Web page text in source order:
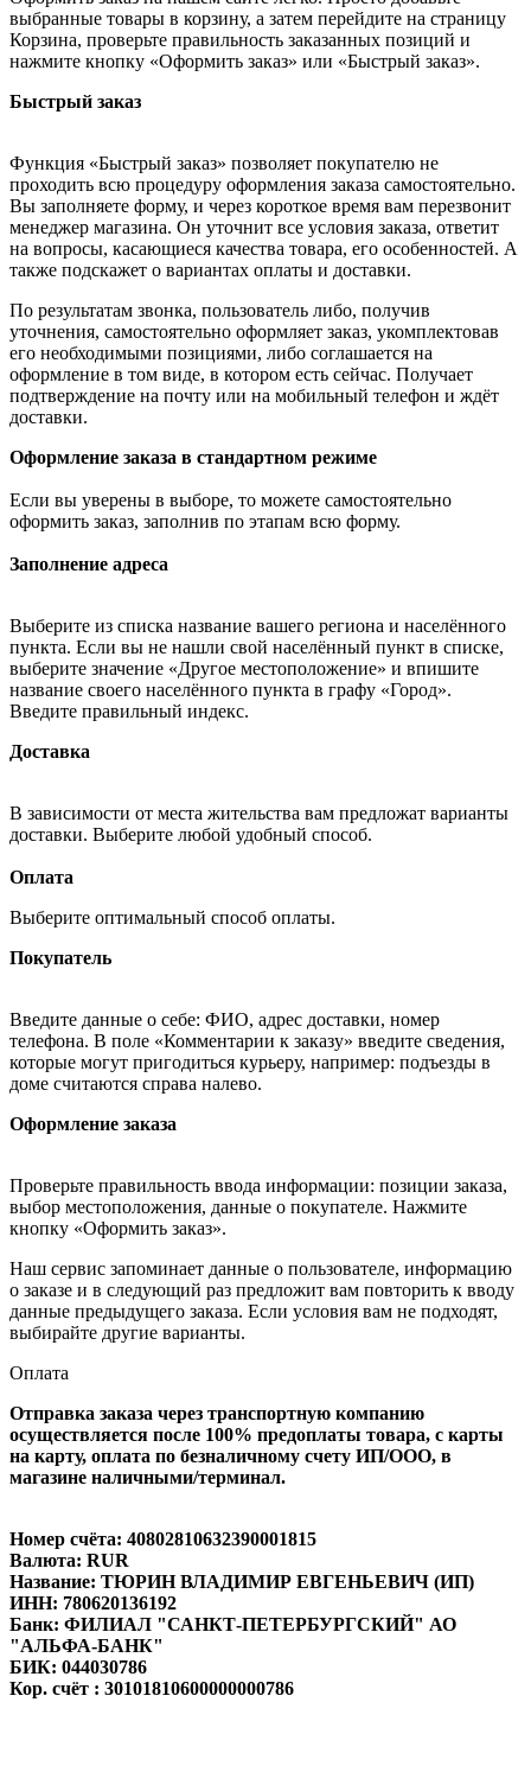
выбранные товары в корзину, а затем перейдите на страницу
Корзина, проверьте правильность заказанных позиций и
нажмите кнопку «Оформить заказ» или «Быстрый заказ».
Быстрый заказ
Функция «Быстрый заказ» позволяет покупателю не
проходить всю процедуру оформления заказа самостоятельно.
Вы заполняете форму, и через короткое время вам перезвонит
менеджер магазина. Он уточнит все условия заказа, ответит
на вопросы, касающиеся качества товара, его особенностей. А
также подскажет о вариантах оплаты и доставки.
По результатам звонка, пользователь либо, получив
уточнения, самостоятельно оформляет заказ, укомплектовав
его необходимыми позициями, либо соглашается на
оформление в том виде, в котором есть сейчас. Получает
подтверждение на почту или на мобильный телефон и ждёт
доставки.
Оформление заказа в стандартном режиме
Если вы уверены в выборе, то можете самостоятельно
оформить заказ, заполнив по этапам всю форму.
Заполнение адреса
Выберите из списка название вашего региона и населённого
пункта. Если вы не нашли свой населённый пункт в списке,
выберите значение «Другое местоположение» и впишите
название своего населённого пункта в графу «Город».
Введите правильный индекс.
Доставка
В зависимости от места жительства вам предложат варианты
доставки. Выберите любой удобный способ.
Оплата
Выберите оптимальный способ оплаты.
Покупатель
Введите данные о себе: ФИО, адрес доставки, номер
телефона. В поле «Комментарии к заказу» введите сведения,
которые могут пригодиться курьеру, например: подъезды в
доме считаются справа налево.
Оформление заказа
Проверьте правильность ввода информации: позиции заказа,
выбор местоположения, данные о покупателе. Нажмите
кнопку «Оформить заказ».
Наш сервис запоминает данные о пользователе, информацию
о заказе и в следующий раз предложит вам повторить к вводу
данные предыдущего заказа. Если условия вам не подходят,
выбирайте другие варианты.
Оплата
Отправка заказа через транспортную компанию
осуществляется после 100% предоплаты товара, с карты
на карту, оплата по безналичному счету ИП/ООО, в
магазине наличными/терминал.
Номер счёта: 40802810632390001815
Валюта: RUR
Название: ТЮРИН ВЛАДИМИР ЕВГЕНЬЕВИЧ (ИП)
ИНН: 780620136192
Банк: ФИЛИАЛ "САНКТ-ПЕТЕРБУРГСКИЙ" АО
"АЛЬФА-БАНК"
БИК: 044030786
Кор. счёт : 30101810600000000786